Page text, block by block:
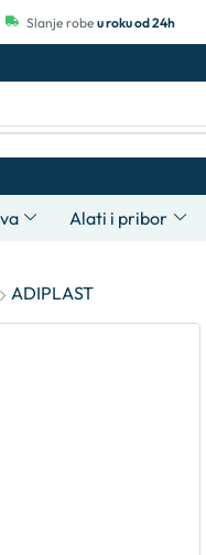
Slanje robe u roku od 24h
Alati i pribor
ADIPLAST